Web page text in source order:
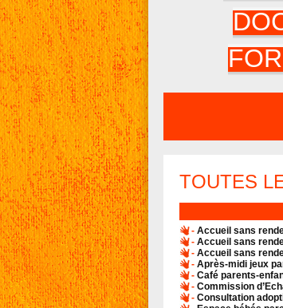
TOUTES
- Accueil sans
- Accueil sans
- Accueil sans
- Après-midi jeux
- Café parents-
- Commission
- Consultation